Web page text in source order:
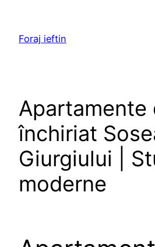
content
Foraj ieftin
Apartamente
închiriat
Giurgiului |
moderne